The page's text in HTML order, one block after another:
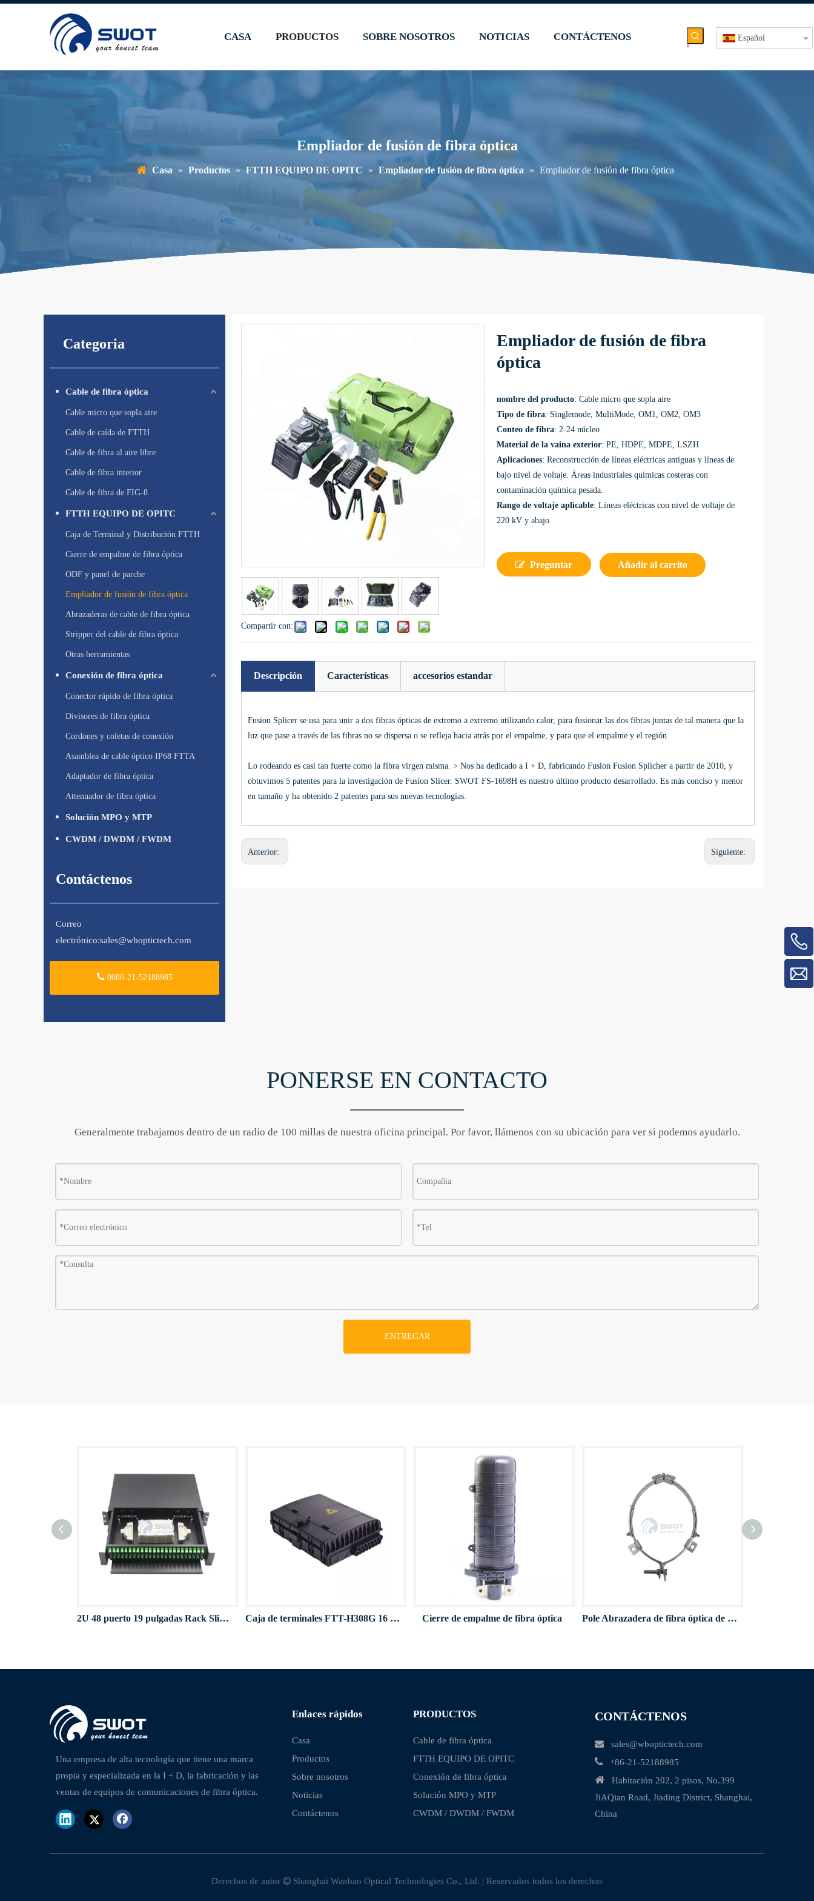
CASA PRODUCTOS SOBRE NOSOTROS NOTICIAS CONTÁCTENOS Español
Empliador de fusión de fibra óptica
Casa » Productos » FTTH EQUIPO DE OPITC » Empliador de fusión de fibra óptica » Empliador de fusión de fibra óptica
Categoria
Cable de fibra óptica
Cable micro que sopla aire
Cable de caída de FTTH
Cable de fibra al aire libre
Cable de fibra interior
Cable de fibra de FIG-8
FTTH EQUIPO DE OPITC
Caja de Terminal y Distribución FTTH
Cierre de empalme de fibra óptica
ODF y panel de parche
Empliador de fusión de fibra óptica
Abrazaderas de cable de fibra óptica
Stripper del cable de fibra óptica
Otras herramientas
Conexión de fibra óptica
Conector rápido de fibra óptica
Divisores de fibra óptica
Cordones y coletas de conexión
Asamblea de cable óptico IP68 FTTA
Adaptador de fibra óptica
Attenuador de fibra óptica
Solución MPO y MTP
CWDM / DWDM / FWDM
Contáctenos
Correo
electrónico:sales@wboptictech.com
0086-21-52188985
Compartir con:
Empliador de fusión de fibra
óptica
nombre del producto: Cable micro que sopla aire
Tipo de fibra: Singlemode, MultiMode, OM1, OM2, OM3
Conteo de fibra: 2-24 núcleo
Material de la vaina exterior: PE, HDPE, MDPE, LSZH
Aplicaciones: Reconstrucción de líneas eléctricas antiguas y líneas de
bajo nivel de voltaje. Áreas industriales químicas costeras con
contaminación química pesada.
Rango de voltaje aplicable: Líneas eléctricas con nivel de voltaje de
220 kV y abajo
Preguntar Añadir al carrito
Descripción Características accesorios estandar
Fusion Splicer se usa para unir a dos fibras ópticas de extremo a extremo utilizando calor, para fusionar las dos fibras juntas de tal manera que la
luz que pase a través de las fibras no se dispersa o se refleja hacia atrás por el empalme, y para que el empalme y el región.
Lo rodeando es casi tan fuerte como la fibra virgen misma. > Nos ha dedicado a I + D, fabricando Fusion Fusion Splicher a partir de 2010, y
obtuvimos 5 patentes para la investigación de Fusion Slicer. SWOT FS-1698H es nuestro último producto desarrollado. Es más conciso y menor
en tamaño y ha obtenido 2 patentes para sus nuevas tecnologías.
Anterior: Siguiente:
PONERSE EN CONTACTO
Generalmente trabajamos dentro de un radio de 100 millas de nuestra oficina principal. Por favor, llámenos con su ubicación para ver si podemos ayudarlo.
ENTREGAR
2U 48 puerto 19 pulgadas Rack Slight Slide Patch Panel ODF Caja de terminales FTT-H308G 16 Puerto FTTH Cierre de empalme de fibra óptica Pole Abrazadera de fibra óptica de fibra óptica
Una empresa de alta tecnología que tiene una marca
propia y especializada en la I + D, la fabricación y las
ventas de equipos de comunicaciones de fibra óptica.
Enlaces rápidos
Casa
Productos
Sobre nosotros
Noticias
Contáctenos
PRODUCTOS
Cable de fibra óptica
FTTH EQUIPO DE OPITC
Conexión de fibra óptica
Solución MPO y MTP
CWDM / DWDM / FWDM
CONTÁCTENOS
 sales@wboptictech.com
 +86-21-52188985
 Habitación 202, 2 pisos, No.399
JiAQian Road, Jiading District, Shanghai,
China
Derechos de autor  Shanghai Wanbao Optical Technologies Co., Ltd. | Reservados todos los derechos